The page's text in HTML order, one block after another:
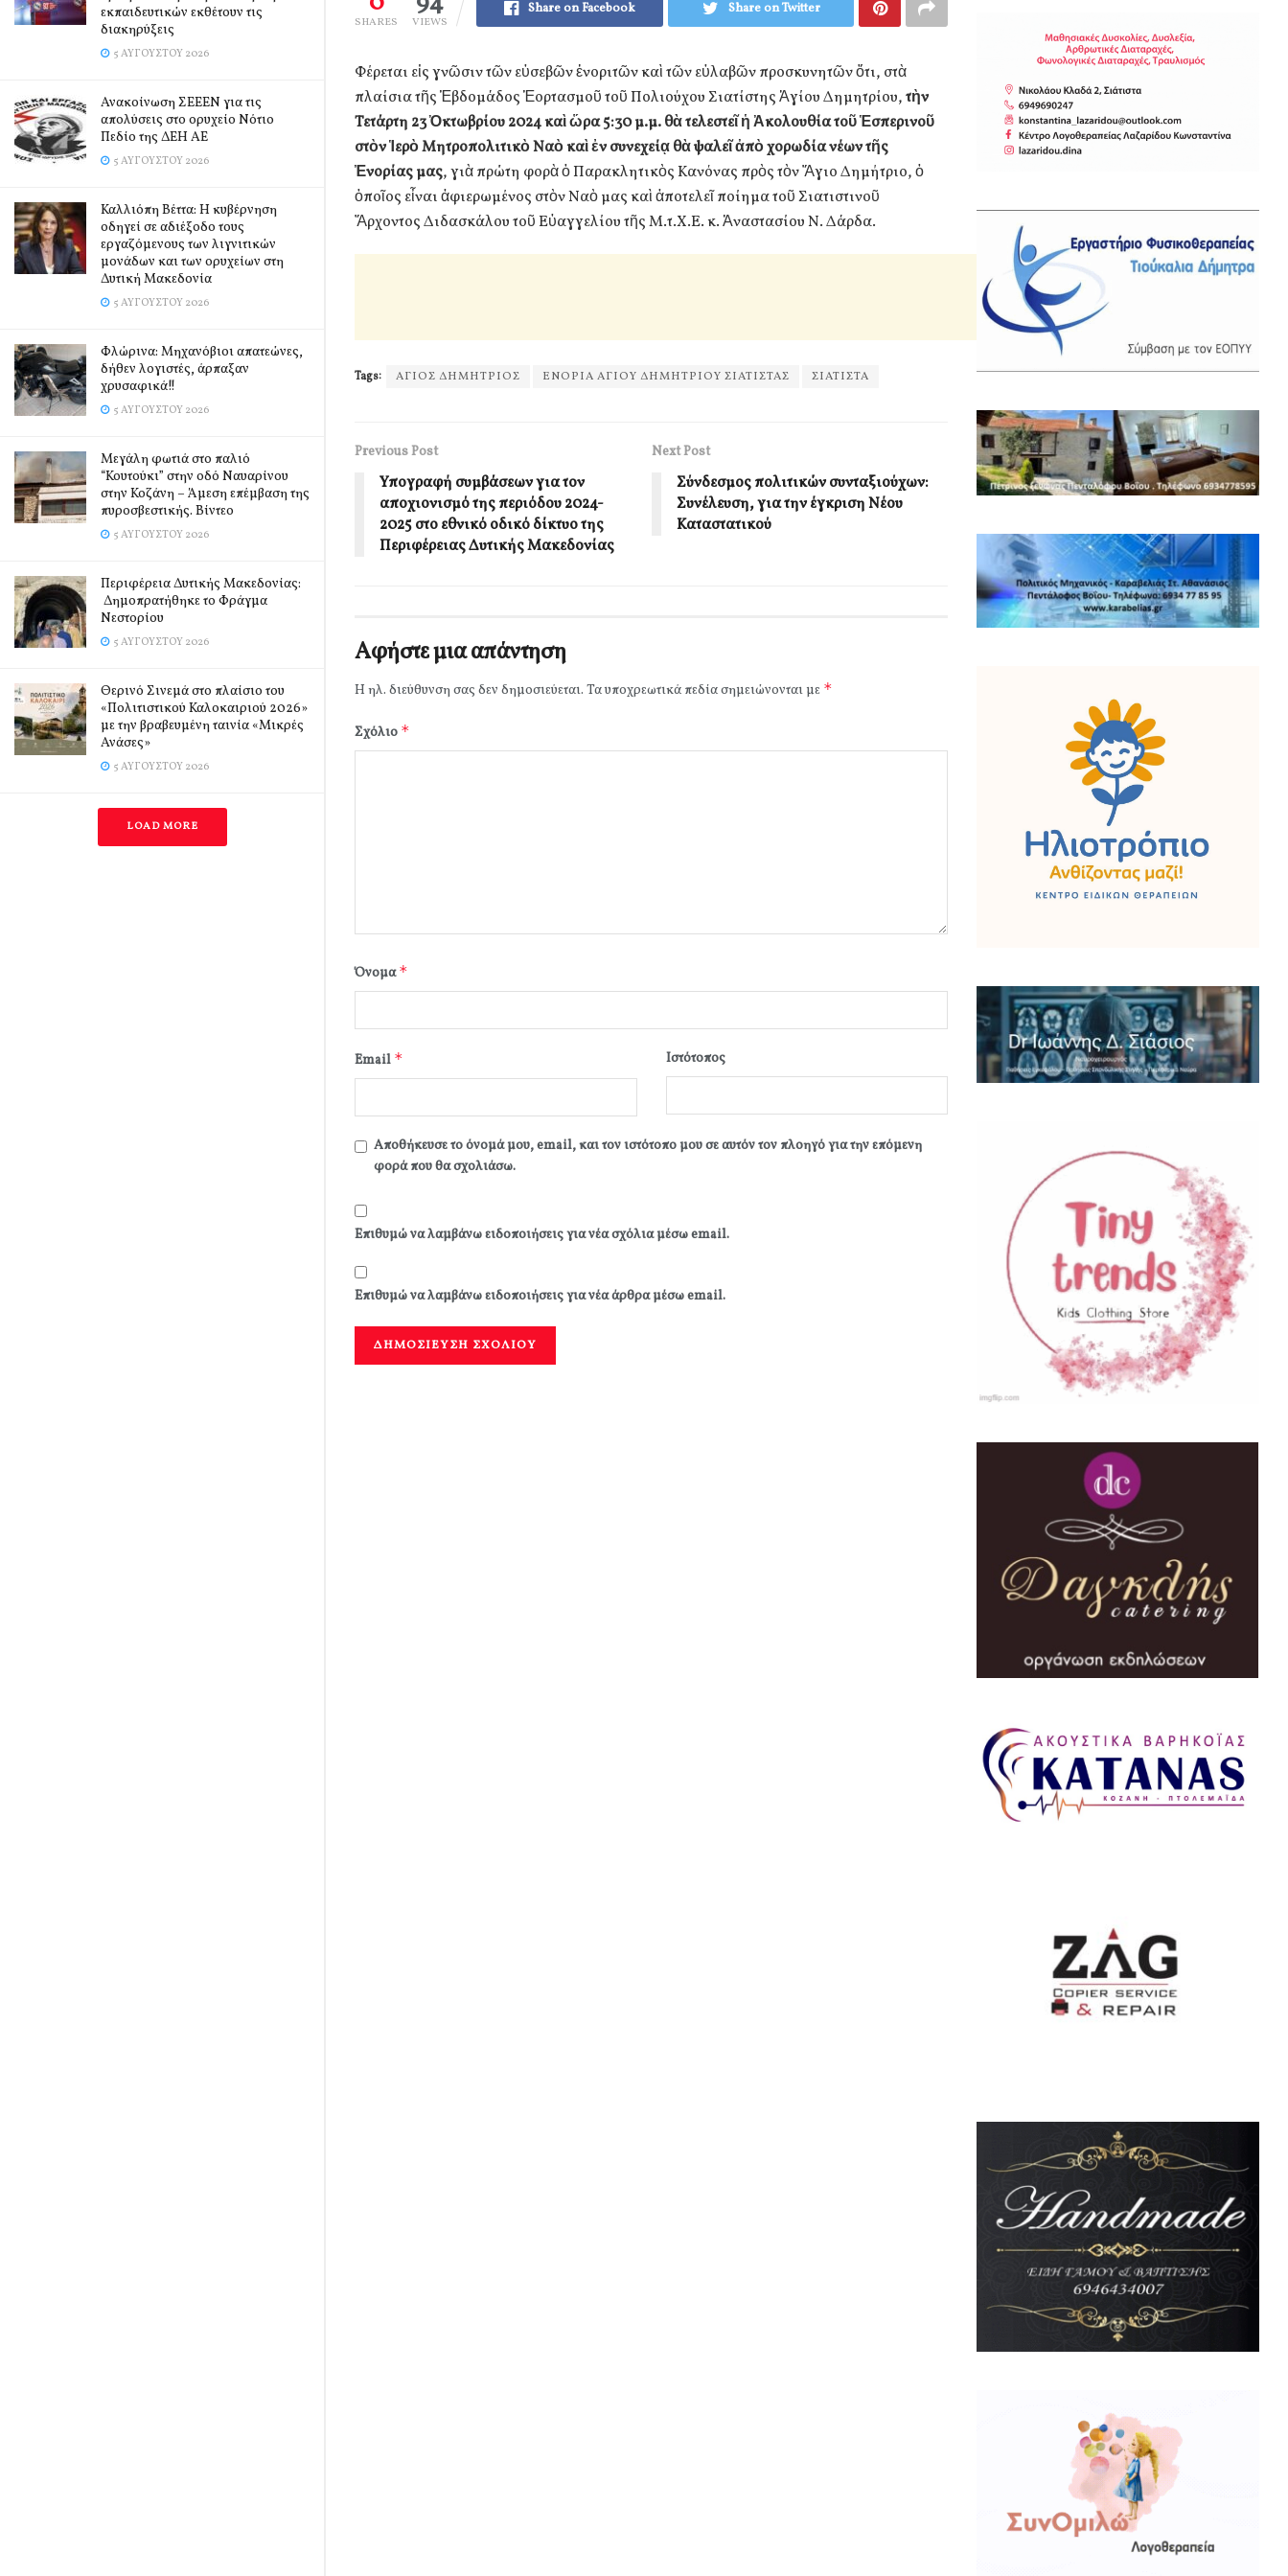
εκπαιδευτικών εκθέτουν τις
διακηρύξεις
5 ΑΥΓΟΎΣΤΟΥ 2026
Ανακοίνωση ΣΕΕΕΝ για τις
απολύσεις στο ορυχείο Νότιο
Πεδίο της ΔΕΗ ΑΕ
5 ΑΥΓΟΎΣΤΟΥ 2026
Καλλιόπη Βέττα: Η κυβέρνηση
οδηγεί σε αδιέξοδο τους
εργαζόμενους των λιγνιτικών
μονάδων και των ορυχείων στη
Δυτική Μακεδονία
5 ΑΥΓΟΎΣΤΟΥ 2026
Φλώρινα: Μηχανόβιοι απατεώνες,
δήθεν λογιστές, άρπαξαν
χρυσαφικά!!
5 ΑΥΓΟΎΣΤΟΥ 2026
Μεγάλη φωτιά στο παλιό
“Κουτούκι” στην οδό Ναυαρίνου
στην Κοζάνη – Άμεση επέμβαση της
πυροσβεστικής. Βίντεο
5 ΑΥΓΟΎΣΤΟΥ 2026
Περιφέρεια Δυτικής Μακεδονίας:
Δημοπρατήθηκε το Φράγμα
Νεστορίου
5 ΑΥΓΟΎΣΤΟΥ 2026
Θερινό Σινεμά στο πλαίσιο του
«Πολιτιστικού Καλοκαιριού 2026»
με την βραβευμένη ταινία «Μικρές
Ανάσες»
5 ΑΥΓΟΎΣΤΟΥ 2026
LOAD MORE
SHARES VIEWS
Share on Facebook Share on Twitter
Φέρεται εἰς γνῶσιν τῶν εὐσεβῶν ἐνοριτῶν καὶ τῶν εὐλαβῶν προσκυνητῶν ὅτι, στὰ
πλαίσια τῆς Ἑβδομάδος Ἑορτασμοῦ τοῦ Πολιούχου Σιατίστης Ἁγίου Δημητρίου,τὴν
Τετάρτη 23 Ὀκτωβρίου 2024 καὶ ὥρα 5:30 μ.μ. θὰ τελεστεῖ ἡ Ἀκολουθία τοῦ Ἑσπερινοῦ
στὸν Ἱερὸ Μητροπολιτικὸ Ναὸ καὶ ἐν συνεχείᾳ θὰ ψαλεῖ ἀπὸ χορωδία νέων τῆς
Ἐνορίας μας, γιὰ πρώτη φορὰ ὁ Παρακλητικὸς Κανόνας πρὸς τὸν Ἅγιο Δημήτριο, ὁ
ὁποῖος εἶναι ἀφιερωμένος στὸν Ναὸ μας καὶ ἀποτελεῖ ποίημα τοῦ Σιατιστινοῦ
Ἄρχοντος Διδασκάλου τοῦ Εὐαγγελίου τῆς Μ.τ.Χ.Ε. κ. Ἀναστασίου Ν. Δάρδα.
Tags: ΑΓΙΟΣ ΔΗΜΗΤΡΙΟΣ ΕΝΟΡΙΑ ΑΓΙΟΥ ΔΗΜΗΤΡΙΟΥ ΣΙΑΤΙΣΤΑΣ ΣΙΑΤΙΣΤΑ
Previous Post
Υπογραφή συμβάσεων για τον
αποχιονισμό της περιόδου 2024-
2025 στο εθνικό οδικό δίκτυο της
Περιφέρειας Δυτικής Μακεδονίας
Next Post
Σύνδεσμος πολιτικών συνταξιούχων:
Συνέλευση, για την έγκριση Νέου
Καταστατικού
Αφήστε μια απάντηση
Η ηλ. διεύθυνση σας δεν δημοσιεύεται. Τα υποχρεωτικά πεδία σημειώνονται με *
Σχόλιο *
Όνομα*
Email * Ιστότοπος
Αποθήκευσε το όνομά μου, email, και τον ιστότοπο μου σε αυτόν τον πλοηγό για την επόμενη
φορά που θα σχολιάσω.
Επιθυμώ να λαμβάνω ειδοποιήσεις για νέα σχόλια μέσω email.
Επιθυμώ να λαμβάνω ειδοποιήσεις για νέα άρθρα μέσω email.